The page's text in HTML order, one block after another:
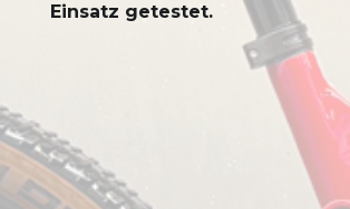
Einsatz getestet.